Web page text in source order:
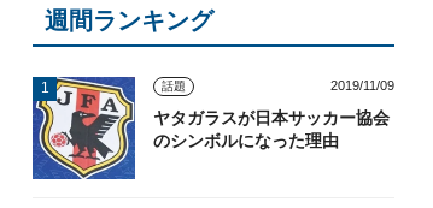
週間ランキング
話題 2019/11/09
ヤタガラスが日本サッカー協会
のシンボルになった理由